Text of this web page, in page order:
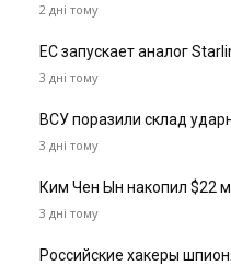
2 дні тому
ЕС запускает аналог
3 дні тому
ВСУ поразили склад
3 дні тому
Ким Чен Ын накопил $22
3 дні тому
Российские хакеры